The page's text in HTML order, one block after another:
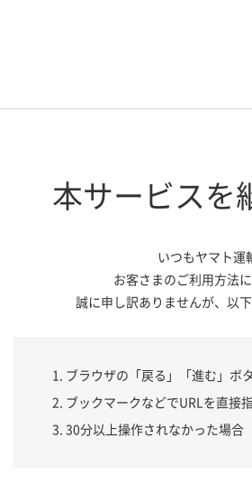
本サービスを
いつもヤマト運
お客さまのご利用方法
誠に申し訳ありませんが、 以
ブラウザの「戻る」「進む」ボ
ブックマークなどでURLを直接
30分以上操作されなかった場合